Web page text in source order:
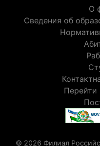
О
Сведения об
Перейти
© 2026 Филиал